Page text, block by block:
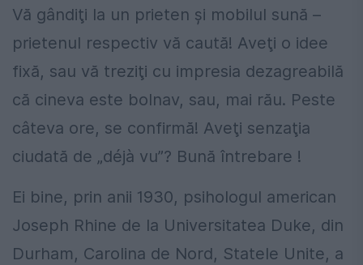
Vă gândiţi la un prieten şi mobilul sună –
prietenul respectiv vă caută! Aveţi o idee
fixă, sau vă treziţi cu impresia dezagreabilă
că cineva este bolnav, sau, mai rău. Peste
câteva ore, se confirmă! Aveţi senzaţia
ciudată de „déjà vu”? Bună întrebare !
Ei bine, prin anii 1930, psihologul american
Joseph Rhine de la Universitatea Duke, din
Durham, Carolina de Nord, Statele Unite, a